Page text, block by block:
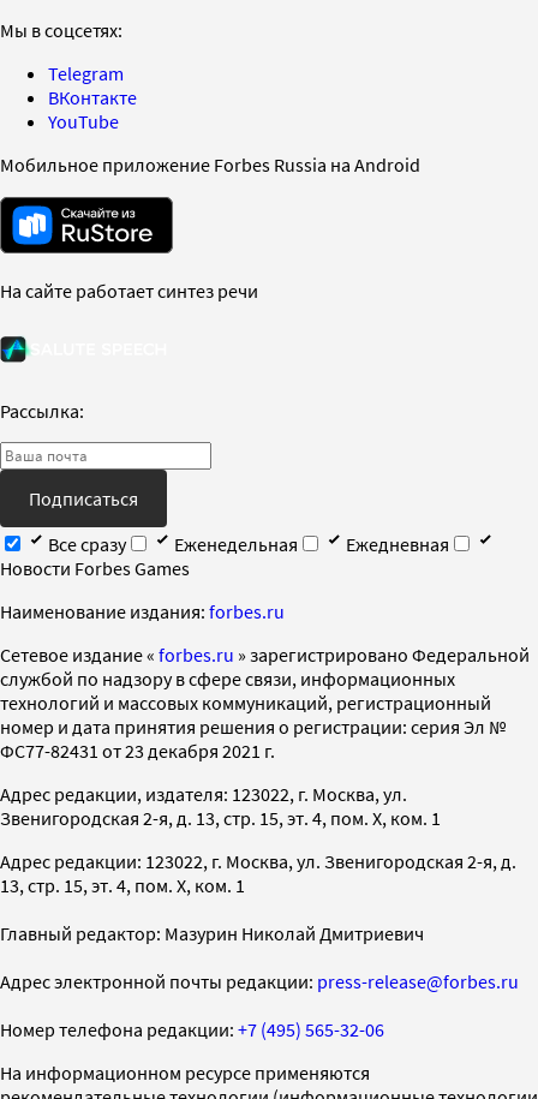
Мы в соцсетях:
Telegram
ВКонтакте
YouTube
Мобильное приложение Forbes Russia на Android
На сайте работает синтез речи
Рассылка:
Подписаться
Все сразу
Еженедельная
Ежедневная
Новости Forbes Games
Наименование издания: forbes.ru
Cетевое издание « forbes.ru » зарегистрировано Федеральной
службой по надзору в сфере связи, информационных
технологий и массовых коммуникаций, регистрационный
номер и дата принятия решения о регистрации: серия Эл №
ФС77-82431 от 23 декабря 2021 г.
Адрес редакции, издателя: 123022, г. Москва, ул.
Звенигородская 2-я, д. 13, стр. 15, эт. 4, пом. X, ком. 1
Адрес редакции: 123022, г. Москва, ул. Звенигородская 2-я, д.
13, стр. 15, эт. 4, пом. X, ком. 1
Главный редактор: Мазурин Николай Дмитриевич
Адрес электронной почты редакции: press-release@forbes.ru
Номер телефона редакции: +7 (495) 565-32-06
На информационном ресурсе применяются